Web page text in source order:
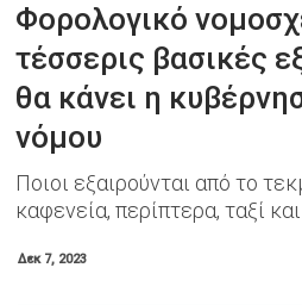
Φορολογικό
τέσσερις βασικές
θα κάνει η
νόμου
Ποιοι εξαιρούνται από το
καφενεία, περίπτερα, ταξί
Δεκ 7, 2023